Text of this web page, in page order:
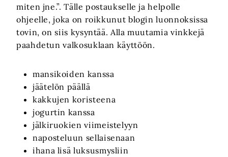
miten jne.”. Tälle postaukselle ja helpolle
ohjeelle, joka on roikkunut blogin luonnoksissa
tovin, on siis kysyntää. Alla muutamia vinkkejä
paahdetun valkosuklaan käyttöön.
mansikoiden kanssa
jäätelön päällä
kakkujen koristeena
jogurtin kanssa
jälkiruokien viimeistelyyn
naposteluun sellaisenaan
ihana lisä luksusmysliin